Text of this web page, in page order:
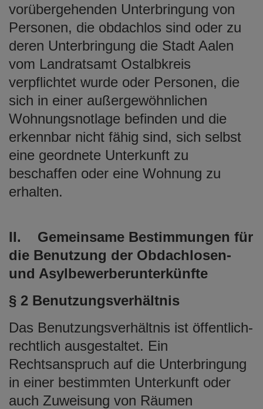
vorübergehenden Unterbringung von
Personen, die obdachlos sind oder zu
deren Unterbringung die Stadt Aalen
vom Landratsamt Ostalbkreis
verpflichtet wurde oder Personen, die
sich in einer außergewöhnlichen
Wohnungsnotlage befinden und die
erkennbar nicht fähig sind, sich selbst
eine geordnete Unterkunft zu
beschaffen oder eine Wohnung zu
erhalten.
II. Gemeinsame Bestimmungen für
die Benutzung der Obdachlosen-
und Asylbewerberunterkünfte
§ 2 Benutzungsverhältnis
Das Benutzungsverhältnis ist öffentlich-
rechtlich ausgestaltet. Ein
Rechtsanspruch auf die Unterbringung
in einer bestimmten Unterkunft oder
auch Zuweisung von Räumen